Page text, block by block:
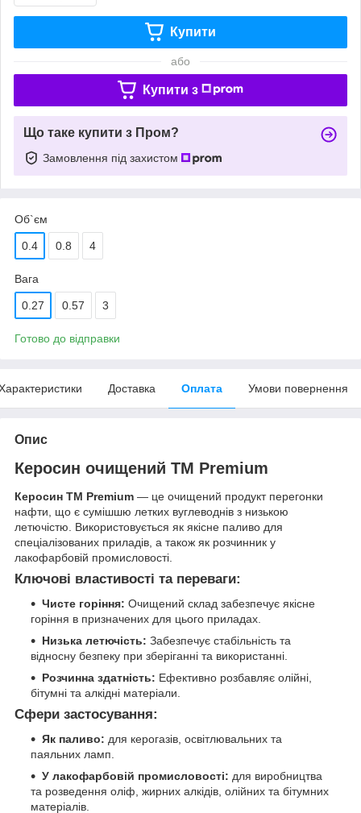
Купити
або
Купити з
Що таке купити з Пром?
Замовлення під захистом
Об`єм
0.4 0.8 4
Вага
0.27 0.57 3
Готово до відправки
Доставка Оплата Умови повернення
Опис
Керосин очищений ТМ Premium
Керосин ТМ Premium — це очищений продукт перегонки
нафти, що є сумішшю летких вуглеводнів з низькою
летючістю. Використовується як якісне паливо для
спеціалізованих приладів, а також як розчинник у
лакофарбовій промисловості.
Ключові властивості та переваги:
Чисте горіння: Очищений склад забезпечує якісне
горіння в призначених для цього приладах.
Низька летючість: Забезпечує стабільність та
відносну безпеку при зберіганні та використанні.
Розчинна здатність: Ефективно розбавляє олійні,
бітумні та алкідні матеріали.
Сфери застосування:
Як паливо: для керогазів, освітлювальних та
паяльних ламп.
У лакофарбовій промисловості: для виробництва
та розведення оліф, жирних алкідів, олійних та бітумних
матеріалів.